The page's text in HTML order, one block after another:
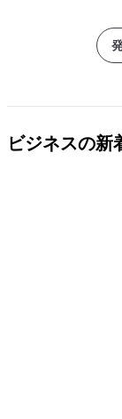
ビジネスの新